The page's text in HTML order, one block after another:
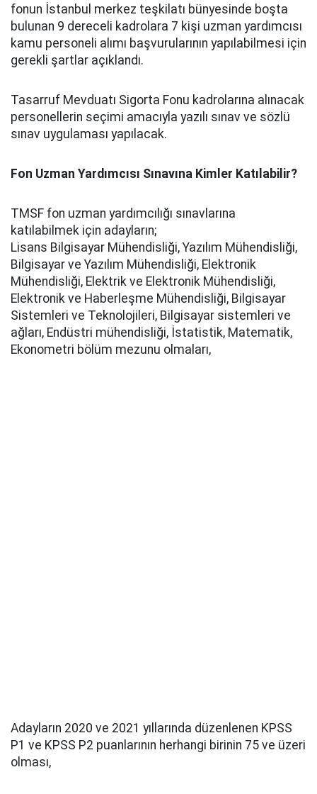
fonun İstanbul merkez teşkilatı bünyesinde boşta
bulunan 9 dereceli kadrolara 7 kişi uzman yardımcısı
kamu personeli alımı başvurularının yapılabilmesi için
gerekli şartlar açıklandı.
Tasarruf Mevduatı Sigorta Fonu kadrolarına alınacak
personellerin seçimi amacıyla yazılı sınav ve sözlü
sınav uygulaması yapılacak.
Fon Uzman Yardımcısı Sınavına Kimler Katılabilir?
TMSF fon uzman yardımcılığı sınavlarına
katılabilmek için adayların;
Lisans Bilgisayar Mühendisliği, Yazılım Mühendisliği,
Bilgisayar ve Yazılım Mühendisliği, Elektronik
Mühendisliği, Elektrik ve Elektronik Mühendisliği,
Elektronik ve Haberleşme Mühendisliği, Bilgisayar
Sistemleri ve Teknolojileri, Bilgisayar sistemleri ve
ağları, Endüstri mühendisliği, İstatistik, Matematik,
Ekonometri bölüm mezunu olmaları,
Adayların 2020 ve 2021 yıllarında düzenlenen KPSS
P1 ve KPSS P2 puanlarının herhangi birinin 75 ve üzeri
olması,